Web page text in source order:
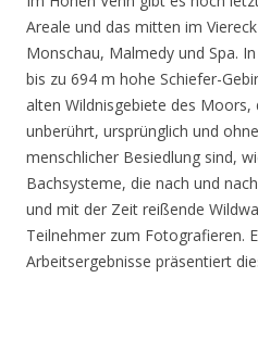
Areale und das mitten im
Monschau, Malmedy und Spa.
bis zu 694 m hohe Schiefer-
alten Wildnisgebiete des Moors,
unberührt, ursprünglich und
menschlicher Besiedlung sind,
Bachsysteme, die nach und
und mit der Zeit reißende
Teilnehmer zum Fotografieren.
Arbeitsergebnisse präsentiert